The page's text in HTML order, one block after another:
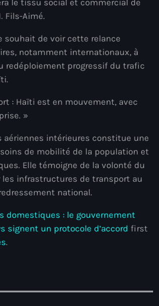
le tissu social et commercial de
Fils-Aimé.
souhait de voir cette relance
notamment internationaux, à
redéploiement progressif du trafic
: Haïti est en mouvement, avec
»
aériennes intérieures constitue une
de mobilité de la population et
Elle témoigne de la volonté du
les infrastructures de transport au
national.
domestiques : le gouvernement
signent un protocole d’accord first
.